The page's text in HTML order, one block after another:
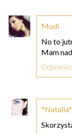
Mudi
No to
Mam
*Natalia*